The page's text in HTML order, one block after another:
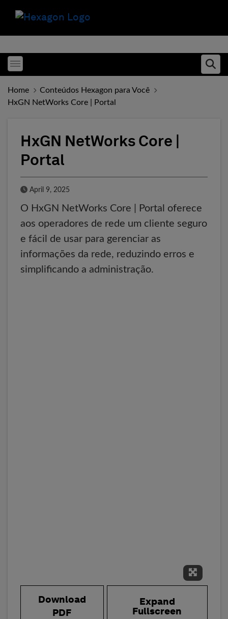
Toggle menubar
Home
Conteúdos Hexagon para Você
HxGN NetWorks Core | Portal
HxGN NetWorks Core |
Portal
Published Date
April 9, 2025
O HxGN NetWorks Core | Portal oferece
aos operadores de rede um cliente seguro
e fácil de usar para gerenciar as
informações da rede, reduzindo erros e
simplificando a administração.
Expand
Download
PDF
Expand
Fullscreen